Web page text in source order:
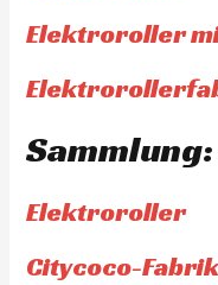
Elektroroller
Sammlung:
Elektroroller
Citycoco-Fabrik